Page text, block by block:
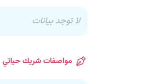
لا توجد بيانات
مواصفات شريك حياتي